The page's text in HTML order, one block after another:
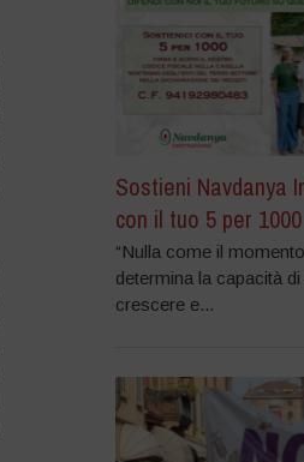
Sostieni Navdanya
con il tuo 5 per 1000
“Nulla come il
determina la capacità
crescere e...